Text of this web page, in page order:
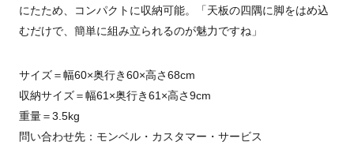
にたため、コンパクトに収納可能。「天板の四隅に脚をはめ込
むだけで、簡単に組み立られるのが魅力ですね」
サイズ＝幅60×奥行き60×高さ68cm
収納サイズ＝幅61×奥行き61×高さ9cm
重量＝3.5kg
問い合わせ先：モンベル・カスタマー・サービス